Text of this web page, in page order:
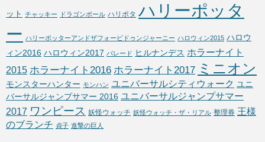
ット チャッキー ドラゴンボール ハリポタ ハリーポッタ
ー ハリーポッターアンドザフォービドゥンジャーニー ハロウィン2015 ハロウ
ィン2016 ハロウィン2017 パレード ヒルナンデス ホラーナイト
2015 ホラーナイト2016 ホラーナイト2017 ミニオン
モンスターハンター モンハン ユニバーサルシティウォーク ユニ
バーサルジャンプサマー 2016 ユニバーサルジャンプサマー
2017 ワンピース 妖怪ウォッチ 妖怪ウォッチ・ザ・リアル 整理券 王様
のブランチ 貞子 進撃の巨人